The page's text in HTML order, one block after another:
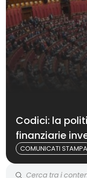
Codici: la
finanziarie
COMUNICATI STAMPA